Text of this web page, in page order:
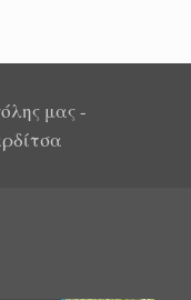
μας -